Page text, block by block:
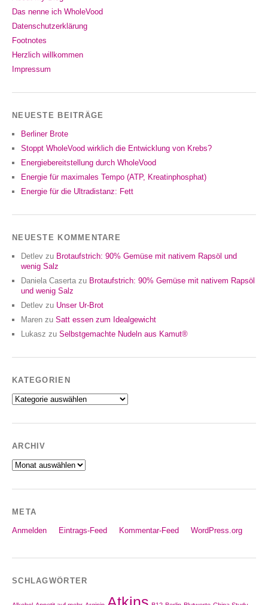
Das nenne ich WholeVood
Datenschutzerklärung
Footnotes
Herzlich willkommen
Impressum
NEUESTE BEITRÄGE
Berliner Brote
Stoppt WholeVood wirklich die Entwicklung von Krebs?
Energiebereitstellung durch WholeVood
Energie für maximales Tempo (ATP, Kreatinphosphat)
Energie für die Ultradistanz: Fett
NEUESTE KOMMENTARE
Detlev zu Brotaufstrich: 90% Gemüse mit nativem Rapsöl und
wenig Salz
Daniela Caserta zu Brotaufstrich: 90% Gemüse mit nativem Rapsöl
und wenig Salz
Detlev zu Unser Ur-Brot
Maren zu Satt essen zum Idealgewicht
Lukasz zu Selbstgemachte Nudeln aus Kamut®
KATEGORIEN
Kategorien
ARCHIV
Archiv
META
Anmelden Eintrags-Feed Kommentar-Feed WordPress.org
SCHLAGWÖRTER